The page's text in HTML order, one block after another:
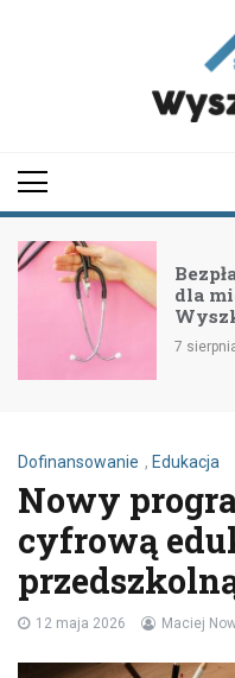
dla
7
Dofinansowanie , Edukacja
Nowy
cyfrową
12 maja 2026 Maciej